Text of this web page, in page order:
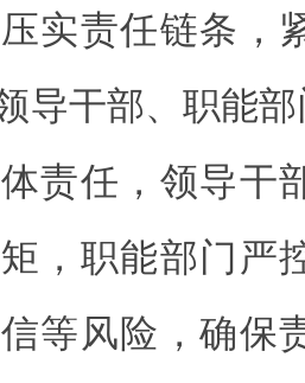
实责任链条，
导干部、职能
责任，领导干
，职能部门严
等风险，确保